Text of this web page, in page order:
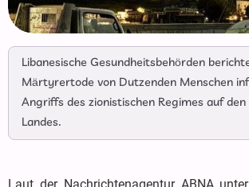
Libanesische Gesundheitsbehörden
Märtyrertode von Dutzenden Menschen
Angriffs des zionistischen Regimes auf den
Landes.